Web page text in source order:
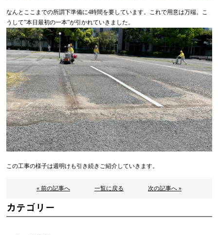
なんとここまでの所謂下準備に4時間を要しています。これで用意は万端。こ
うして”本日最初の一本”が引かれていきました。
この工事の様子は週明けも引き続きご紹介していきます。
« 前の記事へ 一覧に戻る 次の記事へ »
カテゴリー